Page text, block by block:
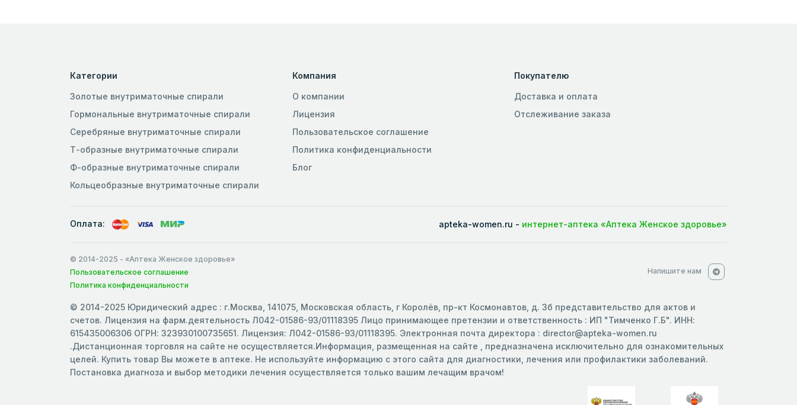
Категории
Золотые внутриматочные спирали
Гормональные внутриматочные спирали
Серебряные внутриматочные спирали
Т-образные внутриматочные спирали
Ф-образные внутриматочные спирали
Кольцеобразные внутриматочные спирали
Компания
О компании
Лицензия
Пользовательское соглашение
Политика конфиденциальности
Блог
Покупателю
Доставка и оплата
Отслеживание заказа
Оплата: apteka-women.ru - интернет-аптека «Аптека Женское здоровье»
© 2014-2025 - «Аптека Женское здоровье»
Пользовательское соглашение
Политика конфиденциальности
Напишите нам
© 2014-2025 Юридический адрес : г.Москва, 141075, Московская область, г Королёв, пр-кт Космонавтов, д. 3б представительство для актов и
счетов. Лицензия на фарм.деятельность Л042-01586-93/01118395 Лицо принимающее претензии и ответственность : ИП "Тимченко Г.Б". ИНН:
615435006306 ОГРН: 323930100735651. Лицензия: Л042-01586-93/01118395. Электронная почта директора : director@apteka-women.ru
.Дистанционная торговля на сайте не осуществляется.Информация, размещенная на сайте , предназначена исключительно для ознакомительных
целей. Купить товар Вы можете в аптеке. Не используйте информацию с этого сайта для диагностики, лечения или профилактики заболеваний.
Постановка диагноза и выбор методики лечения осуществляется только вашим лечащим врачом!